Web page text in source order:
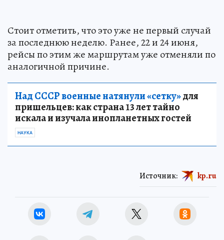
Стоит отметить, что это уже не первый случай
за последнюю неделю. Ранее, 22 и 24 июня,
рейсы по этим же маршрутам уже отменяли по
аналогичной причине.
Над СССР военные натянули «сетку»для
пришельцев: как страна 13 лет тайно
искала и изучала инопланетных гостей
НАУКА
Источник: kp.ru